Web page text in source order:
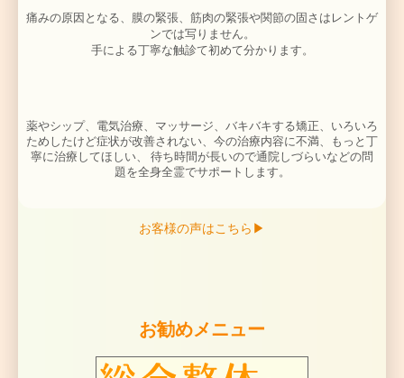
らかく、リラッックスさせるのに大変効果があります。
としてお勧めしています。
首や背中の背骨にずれて動かない関節があると、他の
動かされ炎症を起こしたり、神経を圧迫したりします
合でも、動かない関節を見つけて矯正し、元の位置に
ようにすると、痛みがその場で軽減します。
れ、膝、足首でのゆがみなど、からだの土台から
個々の背骨や骨盤、関節を検査することにより、 骨格
元となっている骨のずれを、ピンポイントで矯正
お客様の声はこちら▶
お勧めメニュー